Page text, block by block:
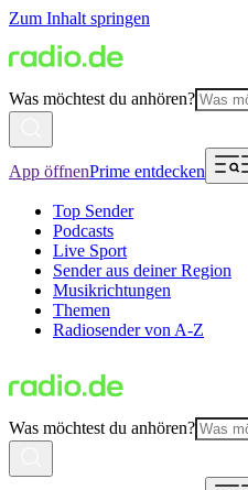
Zum Inhalt springen
Was möchtest du anhören?
App öffnenPrime entdecken
Top Sender
Podcasts
Live Sport
Sender aus deiner Region
Musikrichtungen
Themen
Radiosender von A-Z
Was möchtest du anhören?